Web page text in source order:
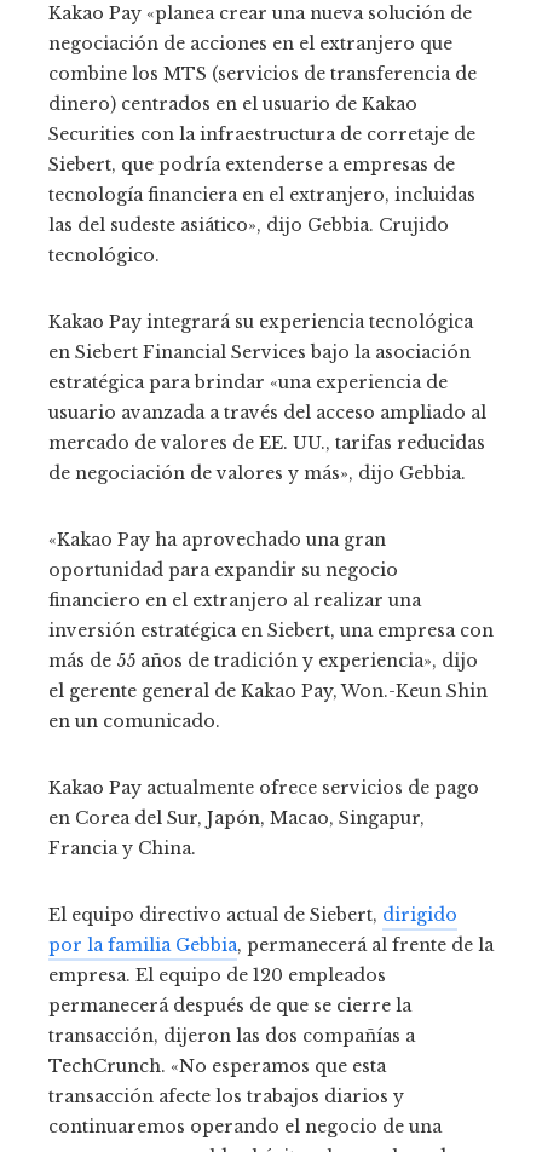
Kakao Pay «planea crear una nueva solución de
negociación de acciones en el extranjero que
combine los MTS (servicios de transferencia de
dinero) centrados en el usuario de Kakao
Securities con la infraestructura de corretaje de
Siebert, que podría extenderse a empresas de
tecnología financiera en el extranjero, incluidas
las del sudeste asiático», dijo Gebbia. Crujido
tecnológico.
Kakao Pay integrará su experiencia tecnológica
en Siebert Financial Services bajo la asociación
estratégica para brindar «una experiencia de
usuario avanzada a través del acceso ampliado al
mercado de valores de EE. UU., tarifas reducidas
de negociación de valores y más», dijo Gebbia.
«Kakao Pay ha aprovechado una gran
oportunidad para expandir su negocio
financiero en el extranjero al realizar una
inversión estratégica en Siebert, una empresa con
más de 55 años de tradición y experiencia», dijo
el gerente general de Kakao Pay, Won.-Keun Shin
en un comunicado.
Kakao Pay actualmente ofrece servicios de pago
en Corea del Sur, Japón, Macao, Singapur,
Francia y China.
El equipo directivo actual de Siebert, dirigido
por la familia Gebbia, permanecerá al frente de la
empresa. El equipo de 120 empleados
permanecerá después de que se cierre la
transacción, dijeron las dos compañías a
TechCrunch. «No esperamos que esta
transacción afecte los trabajos diarios y
continuaremos operando el negocio de una